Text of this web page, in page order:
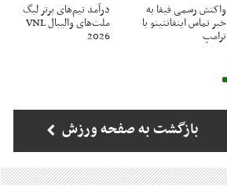
واکنش رسمی فیفا به
خبر تماس اینفانتینو با
ترامپ
درآمد تیم‌های برتر لیگ
ملت‌های والیبال VNL
2026
بازگشت به صفحه ورزش